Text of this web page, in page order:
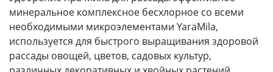
минеральное комплексное бесхлорное со всеми
необходимыми микроэлементами YaraMila,
используется для быстрого выращивания здоровой
рассады овощей, цветов, садовых культур,